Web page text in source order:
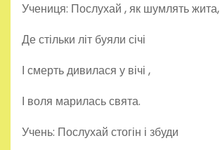
Учениця: Послухай , як шумлять жита,
Де стільки літ буяли січі
І смерть дивилася у вічі ,
І воля марилась свята.
Учень: Послухай стогін і збуди